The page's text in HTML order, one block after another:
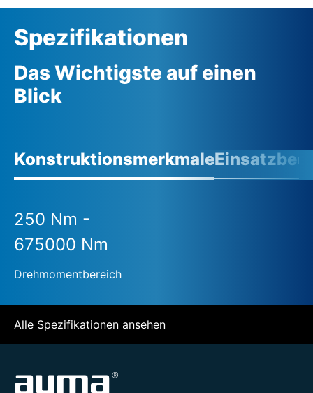
Spezifikationen
Das Wichtigste auf einen
Blick
Konstruktionsmerkmale
250 Nm -
675000 Nm
Drehmomentbereich
Alle Spezifikationen ansehen